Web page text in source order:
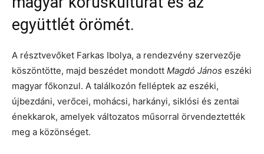
együttlét örömét.
A résztvevőket Farkas Ibolya, a rendezvény szervezője
köszöntötte, majd beszédet mondott Magdó János eszéki
magyar főkonzul. A találkozón felléptek az eszéki,
újbezdáni, verőcei, mohácsi, harkányi, siklósi és zentai
énekkarok, amelyek változatos műsorral örvendeztették
meg a közönséget.